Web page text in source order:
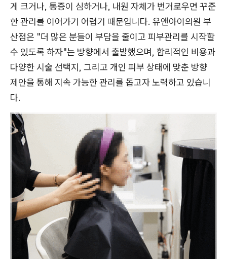
게 크거나, 통증이 심하거나, 내원 자체가 번거로우면 꾸준
한 관리를 이어가기 어렵기 때문입니다. 유앤아이의원 부
산점은 "더 많은 분들이 부담을 줄이고 피부관리를 시작할
수 있도록 하자"는 방향에서 출발했으며, 합리적인 비용과
다양한 시술 선택지, 그리고 개인 피부 상태에 맞춘 방향
제안을 통해 지속 가능한 관리를 돕고자 노력하고 있습니
다.